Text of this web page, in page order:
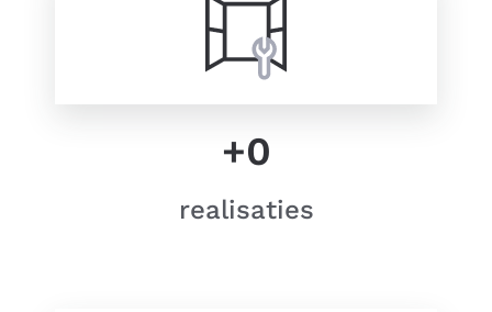
realisaties
+0